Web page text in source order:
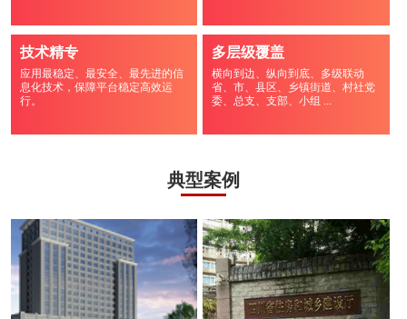
技术精专
应用最稳定、最安全、最先进的信
息化技术，保障平台稳定高效运
行。
多层级覆盖
横向到边、纵向到底、多级联动
省、市、县区、乡镇街道、村社党
委、总支、支部、小组 ...
典型案例